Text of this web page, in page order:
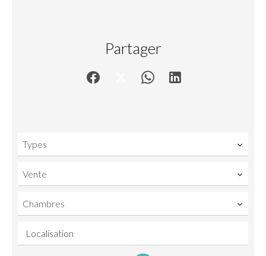
Partager
Types
Vente
Chambres
Localisation